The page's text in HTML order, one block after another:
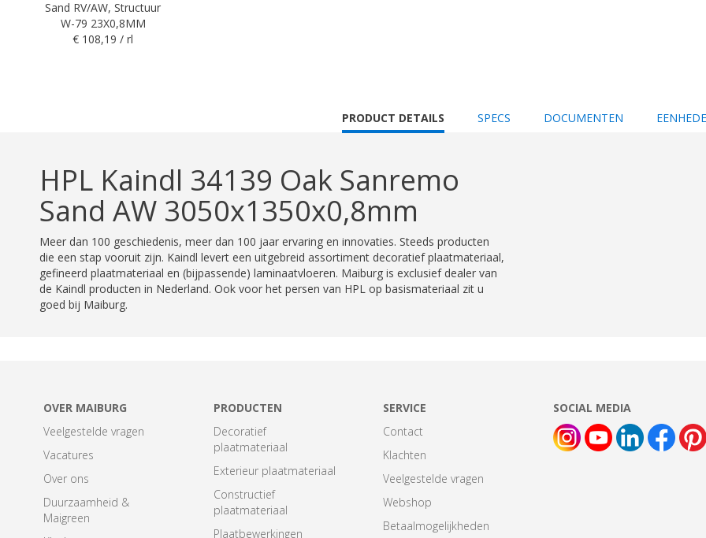
Sand RV/AW, Structuur
W-79 23X0,8MM
€ 108,19 / rl
CURRENT
TAB:
PRODUCT DETAILS SPECS DOCUMENTEN
HPL Kaindl 34139 Oak Sanremo
Sand AW 3050x1350x0,8mm
Meer dan 100 geschiedenis, meer dan 100 jaar ervaring en innovaties. Steeds producten
die een stap vooruit zijn. Kaindl levert een uitgebreid assortiment decoratief plaatmateriaal,
gefineerd plaatmateriaal en (bijpassende) laminaatvloeren. Maiburg is exclusief dealer van
de Kaindl producten in Nederland. Ook voor het persen van HPL op basismateriaal zit u
goed bij Maiburg.
OVER MAIBURG
Veelgestelde vragen
Vacatures
Over ons
Duurzaamheid &
Maigreen
PRODUCTEN
Decoratief
plaatmateriaal
Exterieur plaatmateriaal
Constructief
plaatmateriaal
Plaatbewerkingen
SERVICE
Contact
Klachten
Veelgestelde vragen
Webshop
Betaalmogelijkheden
SOCIAL MEDIA